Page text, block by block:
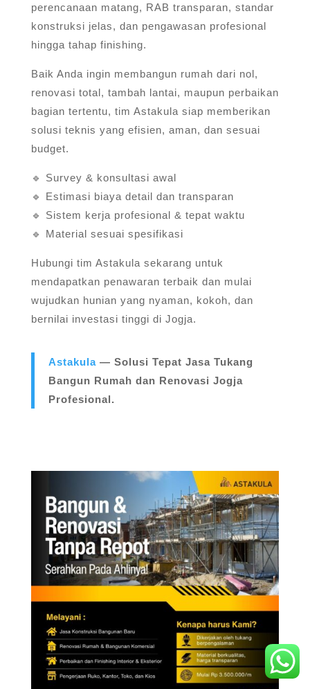
perencanaan matang, RAB transparan, standar
konstruksi jelas, dan pengawasan profesional
hingga tahap finishing.
Baik Anda ingin membangun rumah dari nol,
renovasi total, tambah lantai, maupun perbaikan
bagian tertentu, tim Astakula siap memberikan
solusi teknis yang efisien, aman, dan sesuai
budget.
🔹 Survey & konsultasi awal
🔹 Estimasi biaya detail dan transparan
🔹 Sistem kerja profesional & tepat waktu
🔹 Material sesuai spesifikasi
Hubungi tim Astakula sekarang untuk
mendapatkan penawaran terbaik dan mulai
wujudkan hunian yang nyaman, kokoh, dan
bernilai investasi tinggi di Jogja.
Astakula— Solusi Tepat Jasa Tukang
Bangun Rumah dan Renovasi Jogja
Profesional.